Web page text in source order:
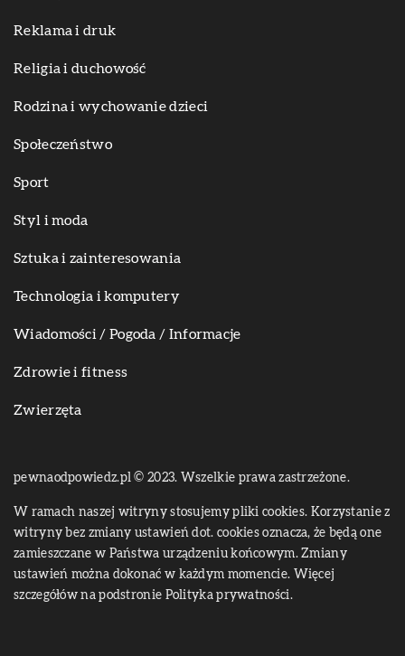
Reklama i druk
Religia i duchowość
Rodzina i wychowanie dzieci
Społeczeństwo
Sport
Styl i moda
Sztuka i zainteresowania
Technologia i komputery
Wiadomości / Pogoda / Informacje
Zdrowie i fitness
Zwierzęta
pewnaodpowiedz.pl © 2023. Wszelkie prawa zastrzeżone.
W ramach naszej witryny stosujemy pliki cookies. Korzystanie z
witryny bez zmiany ustawień dot. cookies oznacza, że będą one
zamieszczane w Państwa urządzeniu końcowym. Zmiany
ustawień można dokonać w każdym momencie. Więcej
szczegółów na podstronie Polityka prywatności.